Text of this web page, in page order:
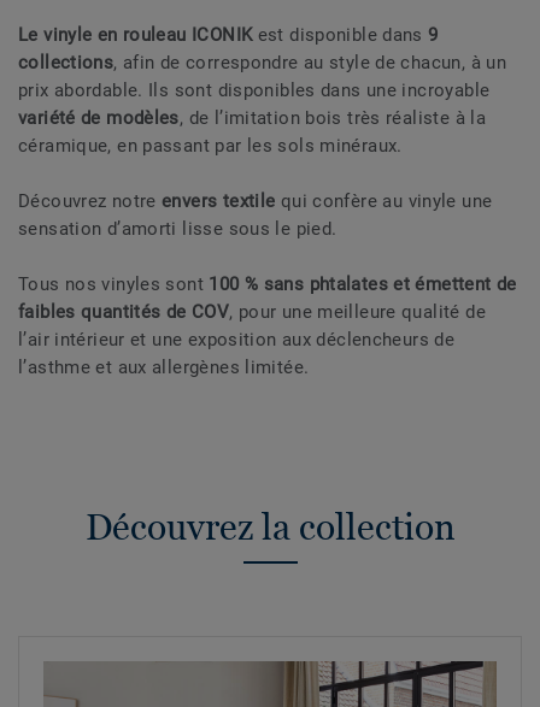
Le vinyle en rouleau ICONIKest disponible dans 9
collections, afin de correspondre au style de chacun, à un
prix abordable. Ils sont disponibles dans une incroyable
variété de modèles, de l’imitation bois très réaliste à la
céramique, en passant par les sols minéraux.
Découvrez notreenvers textile qui confère au vinyle une
sensation d’amorti lisse sous le pied.
Tous nos vinyles sont 100 % sans phtalates et émettent de
faibles quantités de COV, pour une meilleure qualité de
l’air intérieur et une exposition aux déclencheurs de
l’asthme et aux allergènes limitée.
Découvrez la collection